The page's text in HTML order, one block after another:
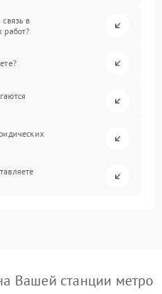
в
работ?
Вашей станции метро